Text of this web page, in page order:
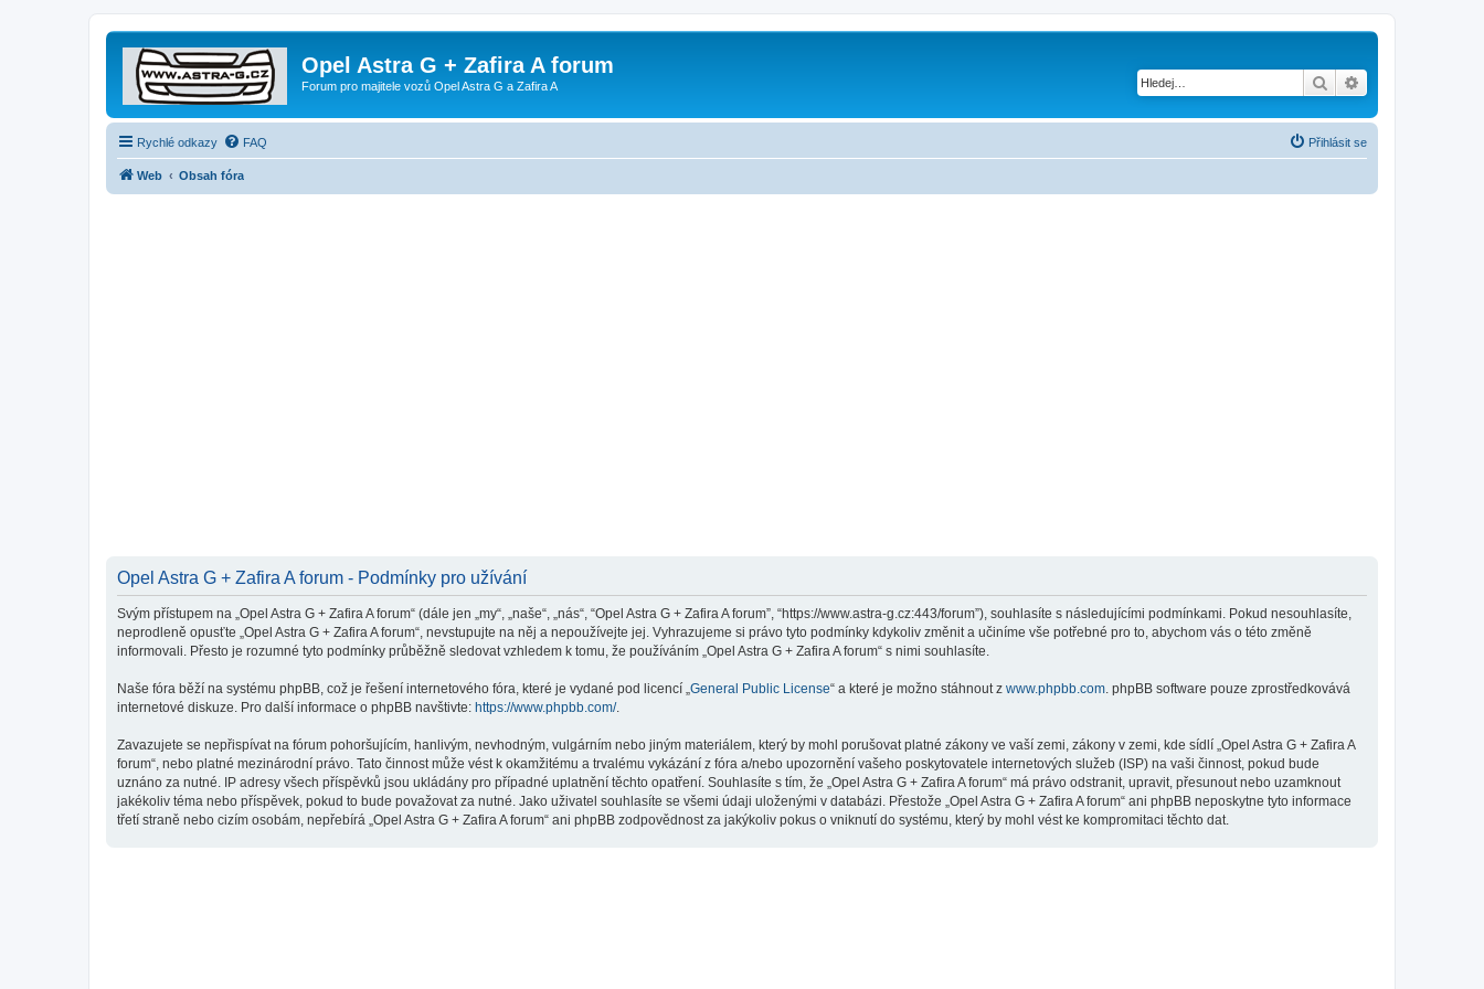
Opel Astra G + Zafira A forum
Forum pro majitele vozů Opel Astra G a Zafira A Hledat
Rychlé odkazy FAQ Přihlásit se
Web Obsah fóra
Opel Astra G + Zafira A forum - Podmínky pro užívání
Svým přístupem na „Opel Astra G + Zafira A forum“ (dále jen „my“, „naše“, „nás“, “Opel Astra G + Zafira A forum”, “https://www.astra-g.cz:443/forum”), souhlasíte s následujícími podmínkami. Pokud nesouhlasíte,
neprodleně opusťte „Opel Astra G + Zafira A forum“, nevstupujte na něj a nepoužívejte jej. Vyhrazujeme si právo tyto podmínky kdykoliv změnit a učiníme vše potřebné pro to, abychom vás o této změně
informovali. Přesto je rozumné tyto podmínky průběžně sledovat vzhledem k tomu, že používáním „Opel Astra G + Zafira A forum“ s nimi souhlasíte.
Naše fóra běží na systému phpBB, což je řešení internetového fóra, které je vydané pod licencí „ General Public License“ a které je možno stáhnout z www.phpbb.com . phpBB software pouze zprostředkovává
internetové diskuze. Pro další informace o phpBB navštivte: https://www.phpbb.com/.
Zavazujete se nepřispívat na fórum pohoršujícím, hanlivým, nevhodným, vulgárním nebo jiným materiálem, který by mohl porušovat platné zákony ve vaší zemi, zákony v zemi, kde sídlí „Opel Astra G + Zafira A
forum“, nebo platné mezinárodní právo. Tato činnost může vést k okamžitému a trvalému vykázání z fóra a/nebo upozornění vašeho poskytovatele internetových služeb (ISP) na vaši činnost, pokud bude
uznáno za nutné. IP adresy všech příspěvků jsou ukládány pro případné uplatnění těchto opatření. Souhlasíte s tím, že „Opel Astra G + Zafira A forum“ má právo odstranit, upravit, přesunout nebo uzamknout
jakékoliv téma nebo příspěvek, pokud to bude považovat za nutné. Jako uživatel souhlasíte se všemi údaji uloženými v databázi. Přestože „Opel Astra G + Zafira A forum“ ani phpBB neposkytne tyto informace
třetí straně nebo cizím osobám, nepřebírá „Opel Astra G + Zafira A forum“ ani phpBB zodpovědnost za jakýkoliv pokus o vniknutí do systému, který by mohl vést ke kompromitaci těchto dat.